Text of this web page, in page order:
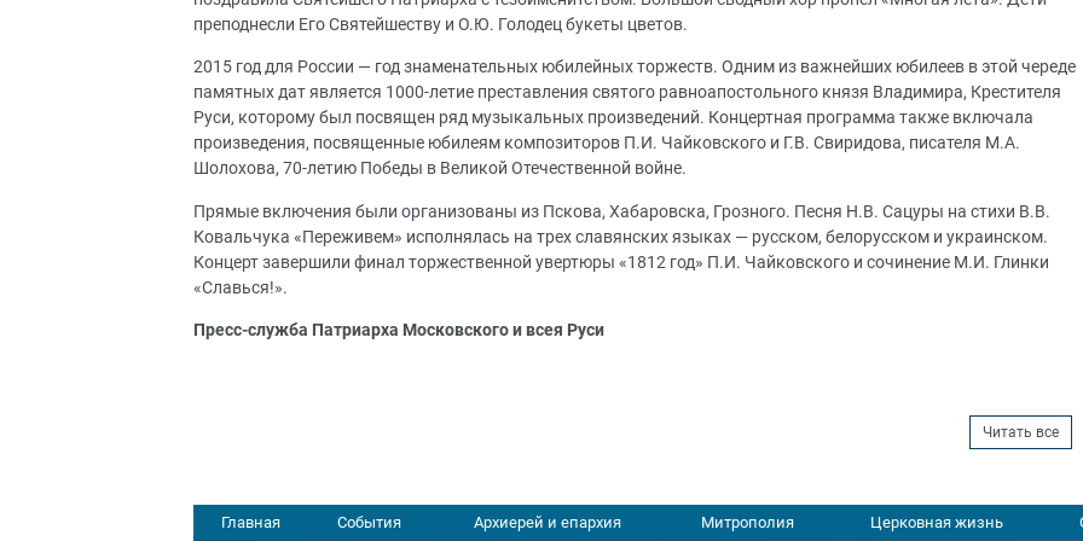
преподнесли Его Святейшеству и О.Ю. Голодец букеты цветов.
2015 год для России — год знаменательных юбилейных торжеств. Одним из важнейших юбилеев в этой череде
памятных дат является 1000-летие преставления святого равноапостольного князя Владимира, Крестителя
Руси, которому был посвящен ряд музыкальных произведений. Концертная программа также включала
произведения, посвященные юбилеям композиторов П.И. Чайковского и Г.В. Свиридова, писателя М.А.
Шолохова, 70-летию Победы в Великой Отечественной войне.
Прямые включения были организованы из Пскова, Хабаровска, Грозного. Песня Н.В. Сацуры на стихи В.В.
Ковальчука «Переживем» исполнялась на трех славянских языках — русском, белорусском и украинском.
Концерт завершили финал торжественной увертюры «1812 год» П.И. Чайковского и сочинение М.И. Глинки
«Славься!».
Пресс-служба Патриарха Московского и всея Руси
Читать все
Главная События Архиерей и епархия Митрополия Церковная жизнь